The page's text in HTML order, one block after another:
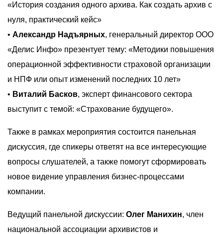
«История создания одного архива. Как создать архив с
нуля, практический кейс»
• Александр Надъярных, генеральный директор ООО
«Делис Инфо» презентует тему: «Методики повышения
операционной эффективности страховой организации
и НПФ или опыт изменений последних 10 лет»
• Виталий Басков, эксперт финансового сектора
выступит с темой: «Страхование будущего».
Также в рамках мероприятия состоится панельная
дискуссия, где спикеры ответят на все интересующие
вопросы слушателей, а также помогут сформировать
новое видение управления бизнес-процессами
компании.
Ведущий панельной дискуссии: Олег Манихин, член
национальной ассоциации архивистов и